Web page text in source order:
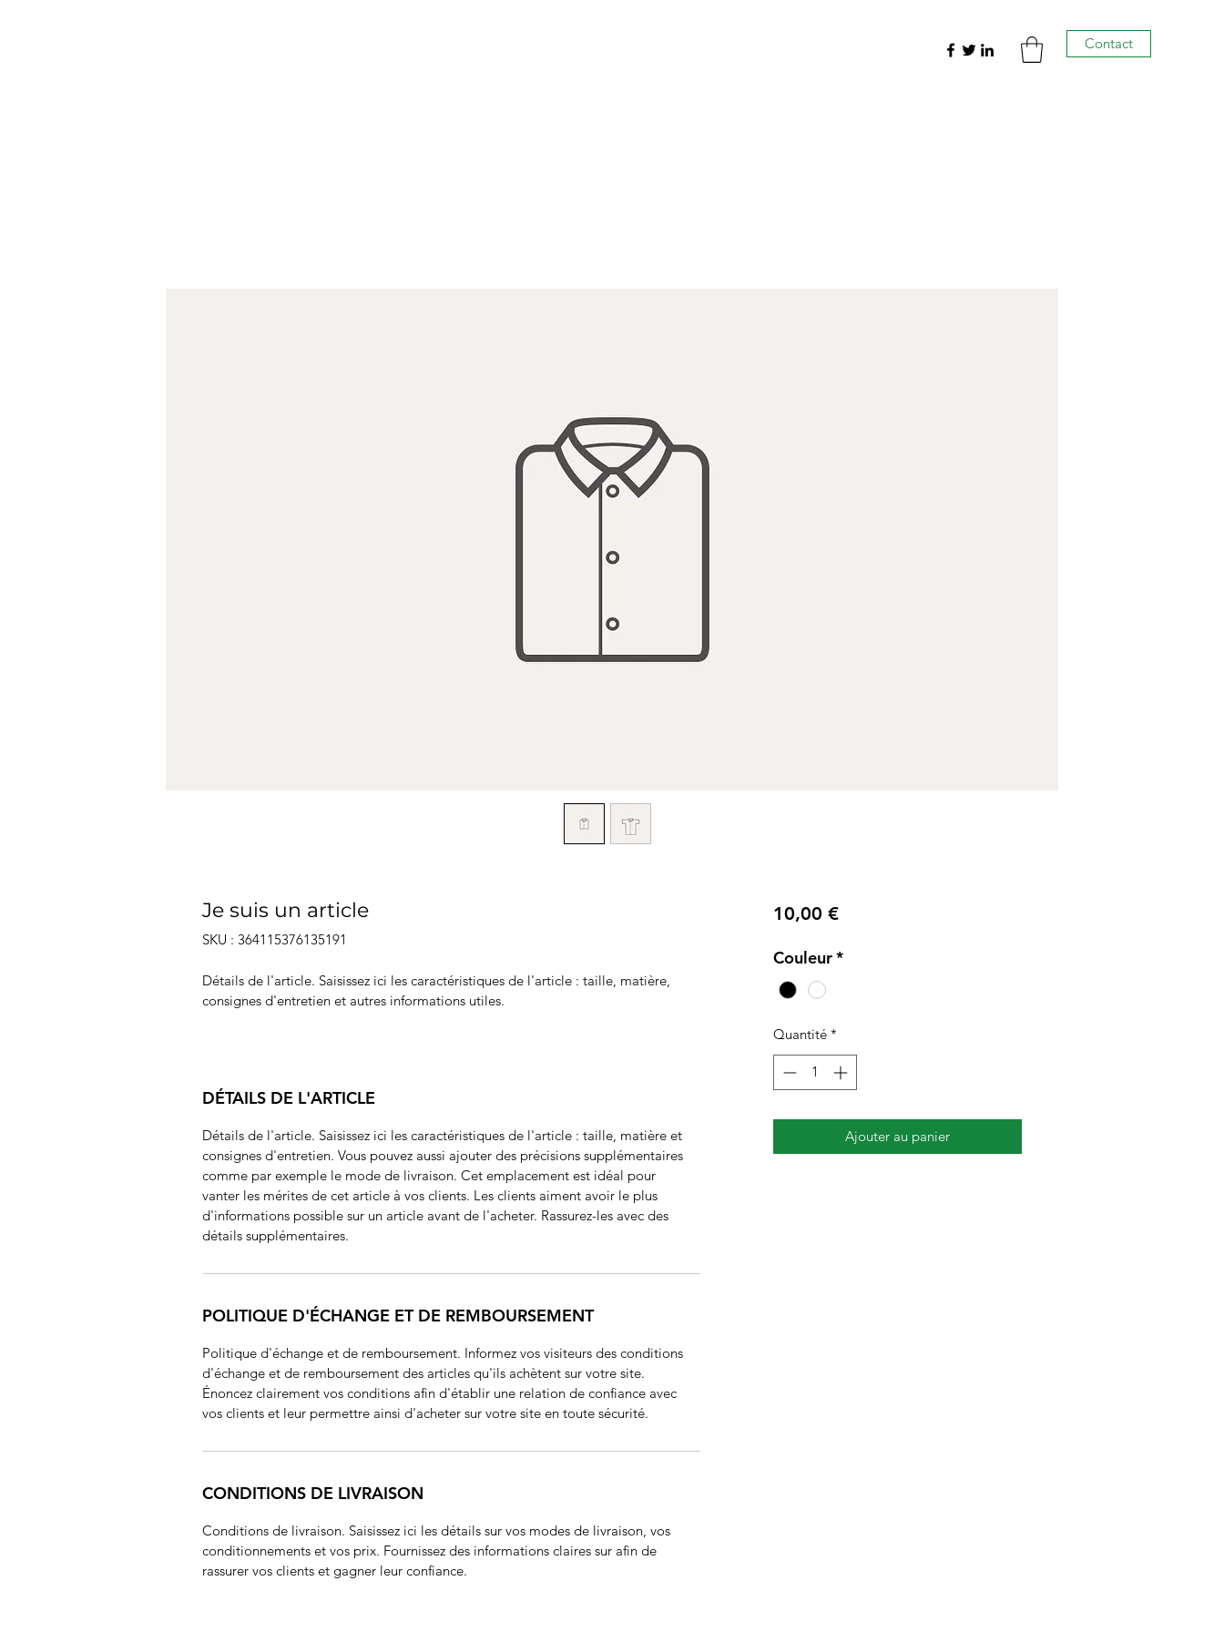
Contact
Je suis un article
SKU : 364115376135191
Détails de l'article. Saisissez ici les caractéristiques de l'article : taille, matière,
consignes d'entretien et autres informations utiles.
DÉTAILS DE L'ARTICLE
Détails de l'article. Saisissez ici les caractéristiques de l'article : taille, matière et
consignes d'entretien. Vous pouvez aussi ajouter des précisions supplémentaires
comme par exemple le mode de livraison. Cet emplacement est idéal pour
vanter les mérites de cet article à vos clients. Les clients aiment avoir le plus
d'informations possible sur un article avant de l'acheter. Rassurez-les avec des
détails supplémentaires.
POLITIQUE D'ÉCHANGE ET DE REMBOURSEMENT
Politique d'échange et de remboursement. Informez vos visiteurs des conditions
d'échange et de remboursement des articles qu'ils achètent sur votre site.
Énoncez clairement vos conditions afin d'établir une relation de confiance avec
vos clients et leur permettre ainsi d'acheter sur votre site en toute sécurité.
CONDITIONS DE LIVRAISON
Conditions de livraison. Saisissez ici les détails sur vos modes de livraison, vos
conditionnements et vos prix. Fournissez des informations claires sur afin de
rassurer vos clients et gagner leur confiance.
10,00 €Prix
Couleur*
Quantité *
Ajouter au panier